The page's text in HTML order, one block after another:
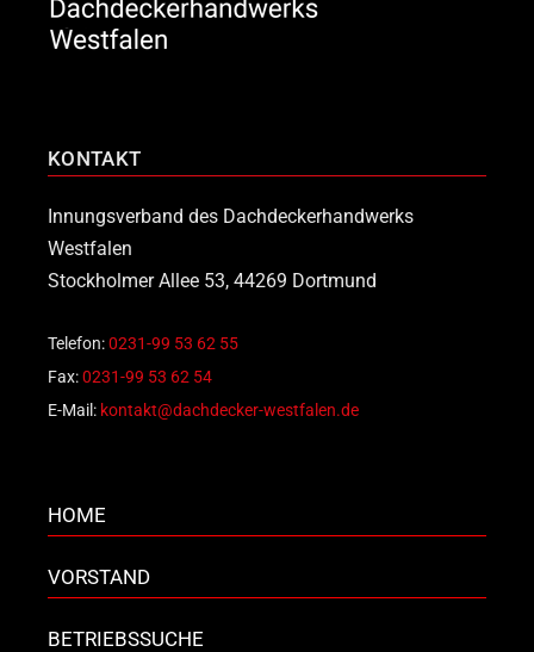
KONTAKT
Innungsverband des Dachdeckerhandwerks
Westfalen
Stockholmer Allee 53, 44269 Dortmund
Telefon:0231-99 53 62 55
Fax:0231-99 53 62 54
E-Mail: kontakt@dachdecker-westfalen.de
HOME
VORSTAND
BETRIEBSSUCHE